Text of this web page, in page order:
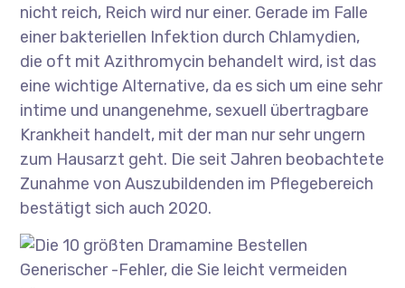
nicht reich, Reich wird nur einer. Gerade im Falle
einer bakteriellen Infektion durch Chlamydien,
die oft mit Azithromycin behandelt wird, ist das
eine wichtige Alternative, da es sich um eine sehr
intime und unangenehme, sexuell übertragbare
Krankheit handelt, mit der man nur sehr ungern
zum Hausarzt geht. Die seit Jahren beobachtete
Zunahme von Auszubildenden im Pflegebereich
bestätigt sich auch 2020.